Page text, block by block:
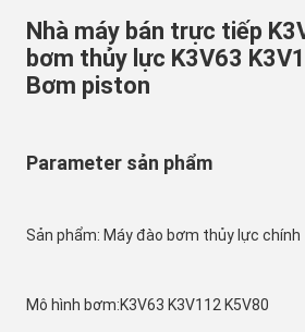
Nhà máy bán trực tiếp
bơm thủy lực K3V63
Bơm piston
Parameter sản phẩm
Sản phẩm: Máy đào bơm thủy lực chính
Mô hình bơm:K3V63 K3V112 K5V80